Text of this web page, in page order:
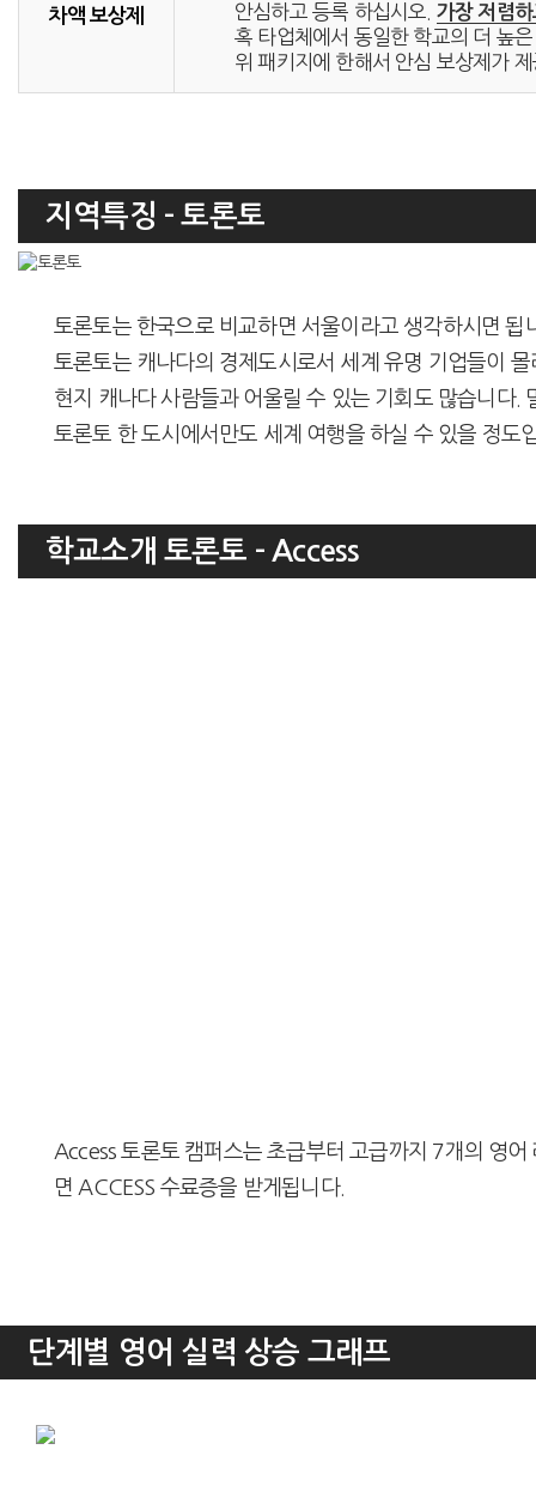
차액 보상제 안심하고 등록 하십시오. 가장 저렴
혹 타업체에서 동일한 학교의 더 높
위 패키지에 한해서 안심 보상제가
지역특징 - 토론토
토론토는 한국으로 비교하면 서울이라고 생각하시면
토론토는 캐나다의 경제도시로서 세계 유명 기업들이
현지 캐나다 사람들과 어울릴 수 있는 기회도 많습니다.
토론토 한 도시에서만도 세계 여행을 하실 수 있을 정도
학교소개 토론토 - Access
Access 토론토 캠퍼스는 초급부터 고급까지 7개의 영
면 ACCESS 수료증을 받게됩니다.
단계별 영어 실력 상승 그래프